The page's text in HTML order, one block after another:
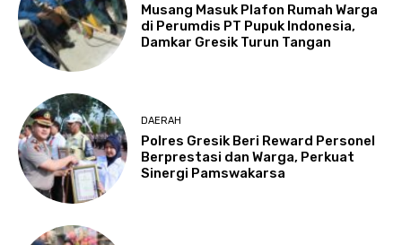
Musang Masuk Plafon Rumah Warga
di Perumdis PT Pupuk Indonesia,
Damkar Gresik Turun Tangan
DAERAH
Polres Gresik Beri Reward Personel
Berprestasi dan Warga, Perkuat
Sinergi Pamswakarsa